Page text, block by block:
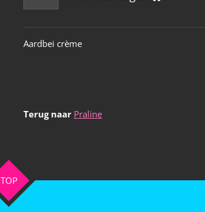
Aardbei crème
Terug naar Praline
TOP